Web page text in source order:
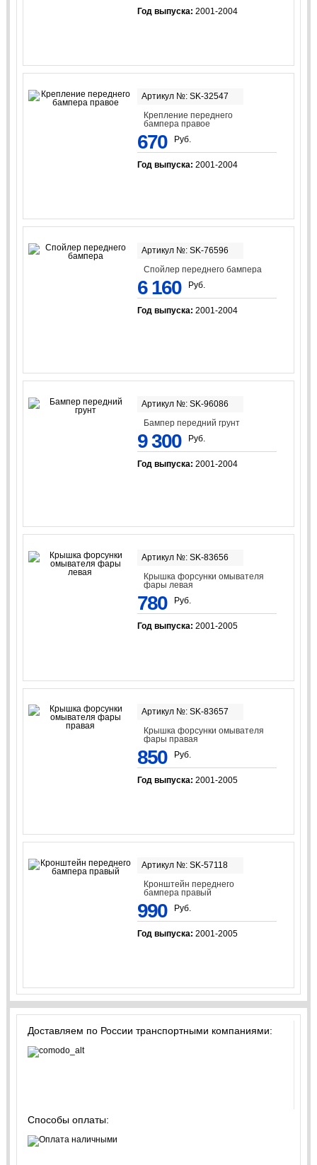
Год выпуска: 2001-2004
Артикул №: SK-32547
Крепление переднего
бампера правое
670 Руб.
Год выпуска: 2001-2004
Артикул №: SK-76596
Спойлер переднего бампера
6 160 Руб.
Год выпуска: 2001-2004
Артикул №: SK-96086
Бампер передний грунт
9 300 Руб.
Год выпуска: 2001-2004
Артикул №: SK-83656
Крышка форсунки омывателя
фары левая
780 Руб.
Год выпуска: 2001-2005
Артикул №: SK-83657
Крышка форсунки омывателя
фары правая
850 Руб.
Год выпуска: 2001-2005
Артикул №: SK-57118
Кронштейн переднего
бампера правый
990 Руб.
Год выпуска: 2001-2005
Доставляем по России транспортными компаниями:
Способы оплаты: